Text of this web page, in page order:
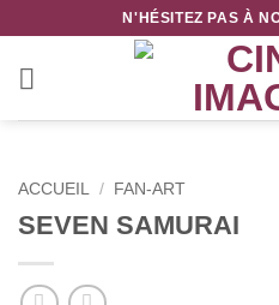
contenu
N'HÉSITEZ PAS À
ACCUEIL / FAN-ART
SEVEN SAMURAI